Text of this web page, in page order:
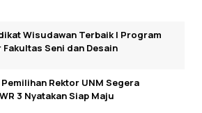
Wisudawan Terbaik I Program
Seni dan Desain
Rektor UNM Segera
3 Nyatakan Siap Maju